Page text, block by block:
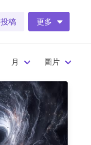
投稿 更多
月 圖片